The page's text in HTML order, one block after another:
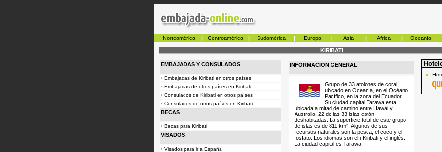
Norteamérica | Centroamérica | Sudamérica | Europa | Asia | Africa | Oceanía
KIRIBATI
EMBAJADAS Y CONSULADOS
• Embajadas de Kiribati en otros países
• Embajadas de otros países en Kiribati
• Consulados de Kiribati en otros países
• Consulados de otros países en Kiribati
BECAS
• Becas para Kiribati
VISADOS
• Visados para ir a España
INFORMACION GENERAL
Grupo de 33 atolones de coral,
ubicado en Oceanía, en el Océano
Pacífico, en la zona del Ecuador.
Su ciudad capital Tarawa esta
ubicada a mitad de camino entre Hawai y
Australia. 22 de las 33 islas están
deshabitadas. La superficie total de este grupo
de islas es de 811 km². Algunos de sus
recursos naturales son la pesca, el coco y el
fosfato. Los idiomas son el i-Kiribati y el inglés.
La ciudad capital es Tarawa.